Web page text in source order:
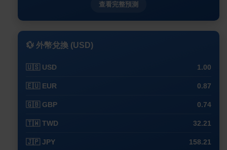
查看完整預測
💱 外幣兌換 (USD)
🇺🇸 USD 1.00
🇪🇺 EUR 0.87
🇬🇧 GBP 0.74
🇹🇼 TWD 32.21
🇯🇵 JPY 158.21